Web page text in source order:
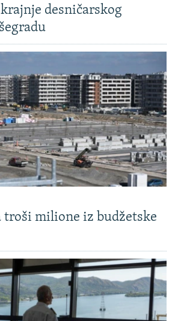
desničarskog
troši milione iz budžetske